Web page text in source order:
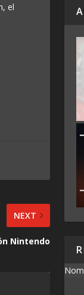
el
NEXT
Nintendo